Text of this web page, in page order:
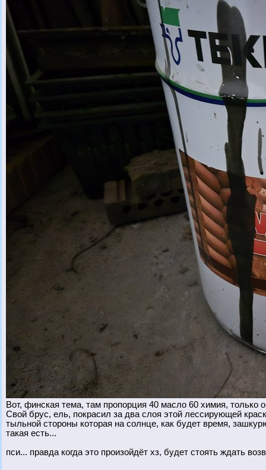
Вот, финская тема, там пропорция 40 масло 60 химия, только
Свой брус, ель, покрасил за два слоя этой лессирующей
тыльной стороны которая на солнце, как будет время,
такая есть...
пси... правда когда это произойдёт хз, будет стоять ждать